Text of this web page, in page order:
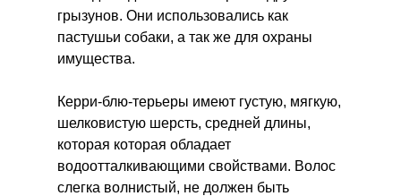
грызунов. Они использовались как
пастушьи собаки, а так же для охраны
имущества.
Керри-блю-терьеры имеют густую, мягкую,
шелковистую шерсть, средней длины,
которая которая обладает
водоотталкивающими свойствами. Волос
слегка волнистый, не должен быть